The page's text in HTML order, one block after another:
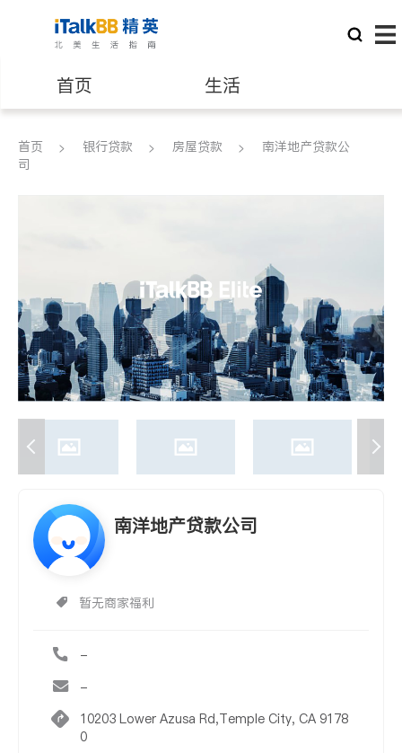
首页 生活
医生 律师
养老 非盈利组织
首页 银行贷款 房屋贷款
南洋地产贷款公
司
南洋地产贷款公司
暂无商家福利
-
-
10203 Lower Azusa Rd,Temple City, CA 9178
0